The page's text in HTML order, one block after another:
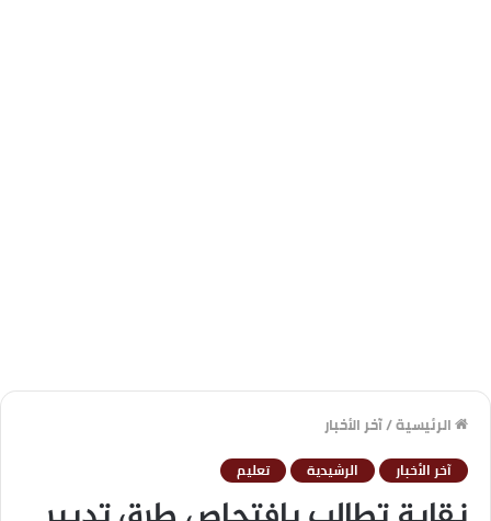
الرئيسية/آخر الأخبار
آخر الأخبار الرشيدية تعليم